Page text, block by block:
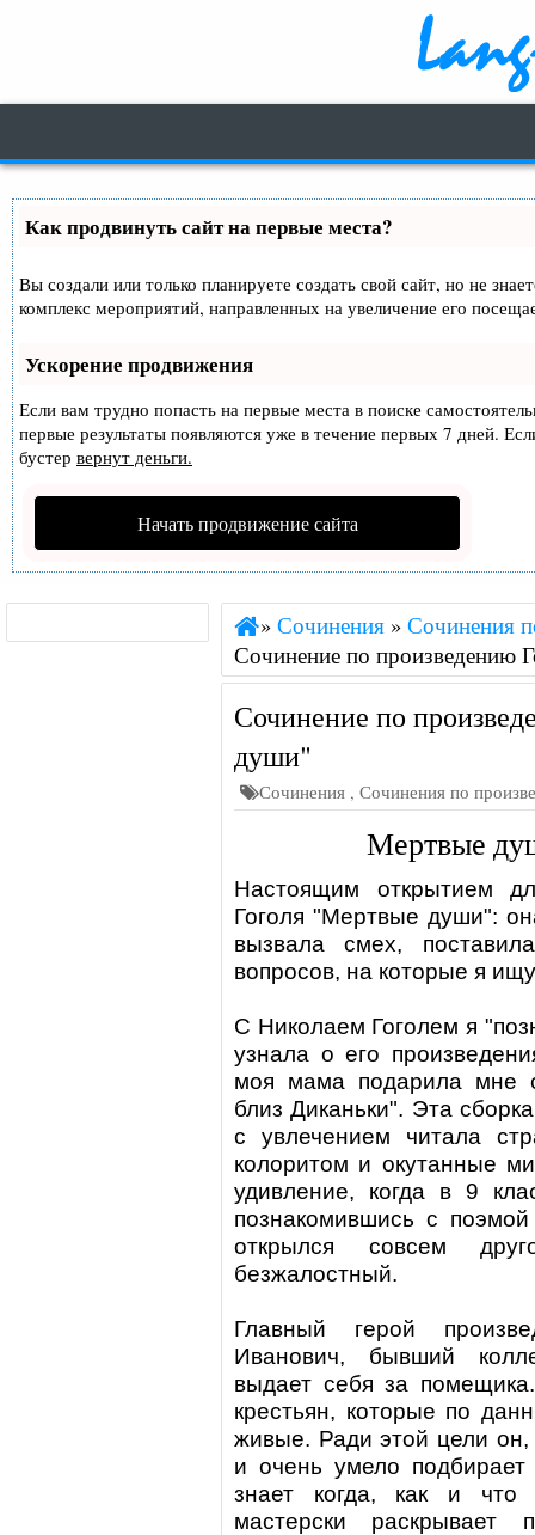
Как продвинуть сайт на первые места?
Вы создали или только планируете создать свой сайт, но не
комплекс мероприятий, направленных на увеличение его
Ускорение продвижения
Если вам трудно попасть на первые места в поиске
первые результаты появляются уже в течение первых 7 дней.
бустер вернут деньги.
Начать продвижение сайта
» Сочинения » Сочинения
Сочинение по произведению
Сочинение по
души"
Сочинения , Сочинения по
Мертвые
Настоящим открытием
Гоголя "Мертвые души":
вызвала смех,
вопросов, на которые я
С Николаем Гоголем я
узнала о его
моя мама подарила мне
близ Диканьки". Эта
с увлечением читала
колоритом и окутанные
удивление, когда в 9
познакомившись с
открылся совсем
безжалостный.
Главный герой
Иванович, бывший
выдает себя за
крестьян, которые по
живые. Ради этой цели он,
и очень умело
знает когда, как и что
мастерски раскрывает